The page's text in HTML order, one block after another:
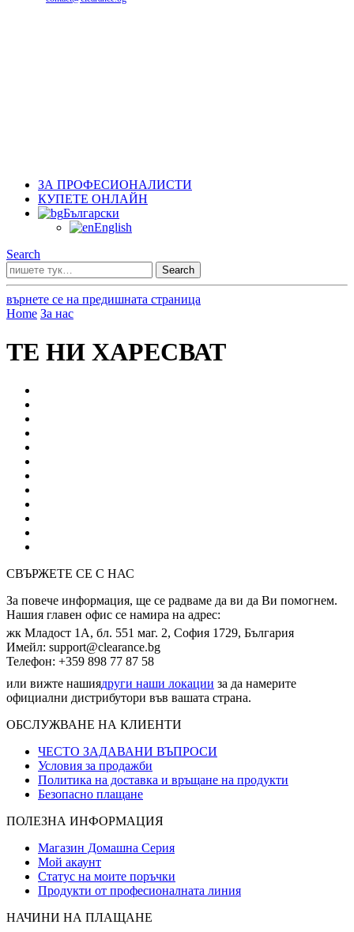
ЗА ПРОФЕСИОНАЛИСТИ
КУПЕТЕ ОНЛАЙН
Български
English
Search
Search
върнете се на предишната страница
Home За нас
ТЕ НИ ХАРЕСВАТ
СВЪРЖЕТЕ СЕ С НАС
За повече информация, ще се радваме да ви да Ви помогнем.
Нашия главен офис се намира на адрес:
жк Младоcт 1А, бл. 551 маг. 2, София 1729, България
Имейл: support@clearance.bg
Телефон: +359 898 77 87 58
или вижте нашиядруги наши локации за да намерите
официални дистрибутори във вашата страна.
ОБСЛУЖВАНЕ НА КЛИЕНТИ
ЧЕСТО ЗАДАВАНИ ВЪПРОСИ
Условия за продажби
Политика на доставка и връщане на продукти
Безопасно плащане
ПОЛЕЗНА ИНФОРМАЦИЯ
Магазин Домашна Серия
Мой акаунт
Статус на моите поръчки
Продукти от професионалната линия
НАЧИНИ НА ПЛАЩАНЕ